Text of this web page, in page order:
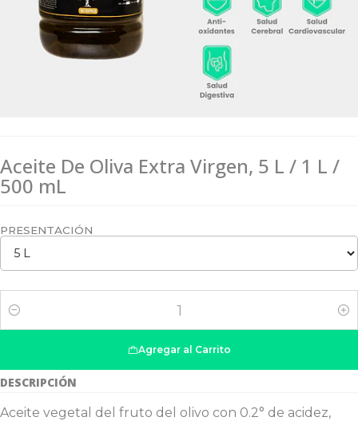
Aceite De Oliva Extra Virgen, 5 L / 1 L /
500 mL
PRESENTACIÓN
Cantidad
Agregar al Carrito
DESCRIPCIÓN
Aceite vegetal del fruto del olivo con 0.2° de acidez,